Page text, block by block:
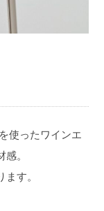
使ったワインエ
。
す。